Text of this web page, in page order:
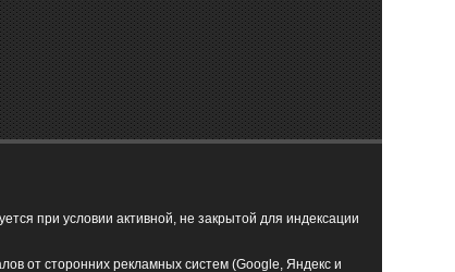
при условии активной, не закрытой для индексации
от сторонних рекламных систем (Google, Яндекс и